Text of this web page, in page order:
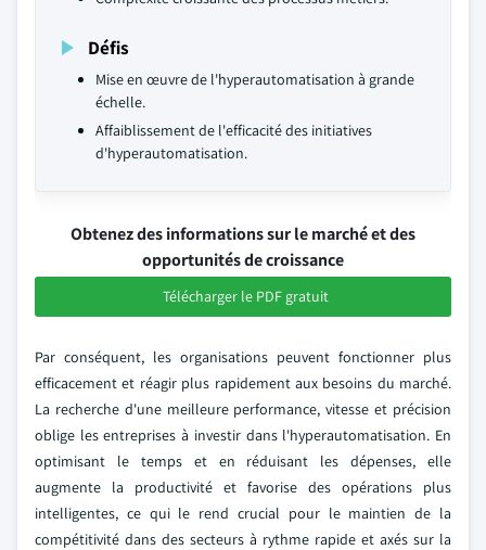
Défis
Mise en œuvre de l'hyperautomatisation à grande
échelle.
Affaiblissement de l'efficacité des initiatives
d'hyperautomatisation.
Obtenez des informations sur le marché et des
opportunités de croissance
Télécharger le PDF gratuit
Par conséquent, les organisations peuvent fonctionner plus
efficacement et réagir plus rapidement aux besoins du marché.
La recherche d'une meilleure performance, vitesse et précision
oblige les entreprises à investir dans l'hyperautomatisation. En
optimisant le temps et en réduisant les dépenses, elle
augmente la productivité et favorise des opérations plus
intelligentes, ce qui le rend crucial pour le maintien de la
compétitivité dans des secteurs à rythme rapide et axés sur la